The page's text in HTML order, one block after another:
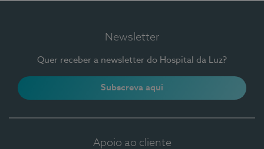
Newsletter
Quer receber a newsletter do Hospital da Luz?
Subscreva aqui
Apoio ao cliente